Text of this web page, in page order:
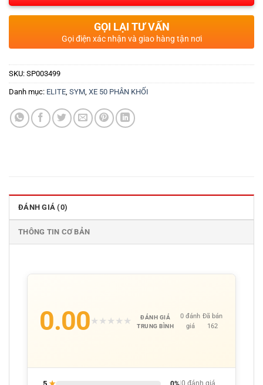
GỌI LẠI TƯ VẤN
Gọi điện xác nhận và giao hàng tận nơi
SKU: SP003499
Danh mục: ELITE, SYM, XE 50 PHÂN KHỐI
ĐÁNH GIÁ (0)
THÔNG TIN CƠ BẢN
0.00★ ★ ★ ★ ★
ĐÁNH GIÁ
TRUNG BÌNH
0 đánh
giá
Đã bán
162